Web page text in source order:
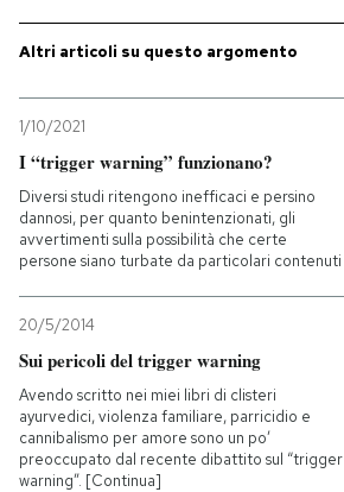
PODCAST
I MIEI PREFERITI
SHOP
AREA PERSONALE
Entra
Altri articoli su questo argomento
1/10/2021
I “trigger warning” funzionano?
Diversi studi ritengono inefficaci e persino
dannosi, per quanto benintenzionati, gli
avvertimenti sulla possibilità che certe
persone siano turbate da particolari contenuti
20/5/2014
Sui pericoli del trigger warning
Avendo scritto nei miei libri di clisteri
ayurvedici, violenza familiare, parricidio e
cannibalismo per amore sono un po’
preoccupato dal recente dibattito sul “trigger
warning”. [Continua]